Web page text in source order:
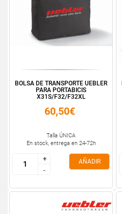
BOLSA DE TRANSPORTE UEBLER
PARA PORTABICIS
X31S/F32/F32XL
60,50€
Talla ÚNICA
En stock, entrega en 24-72h
+
-
+
-
AÑADIR